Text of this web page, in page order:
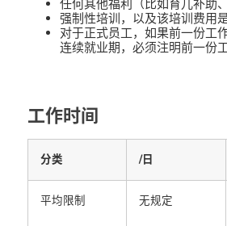
任何其他福利（比如育儿补助
强制性培训，以及该培训费用
对于正式员工，如果前一份工
连续就业期，必须注明前一份
工作时间
分类 /日
平均限制 无规定